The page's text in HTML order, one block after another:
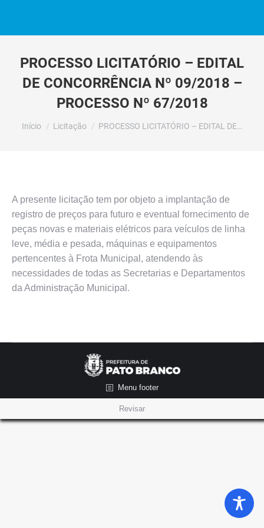
PROCESSO LICITATÓRIO – EDITAL
DE CONCORRÊNCIA Nº 09/2018 –
PROCESSO Nº 67/2018
Você está aqui:
Início Licitação PROCESSO LICITATÓRIO – EDITAL DE…
A presente licitação tem por objeto a implantação de
registro de preços para futuro e eventual fornecimento de
peças novas e materiais elétricos para veículos de linha
leve, média e pesada, máquinas e equipamentos
pertencentes à Frota Municipal, atendendo às
necessidades de todas as Secretarias e Departamentos
da Administração Municipal.
Menu footer
Revisar